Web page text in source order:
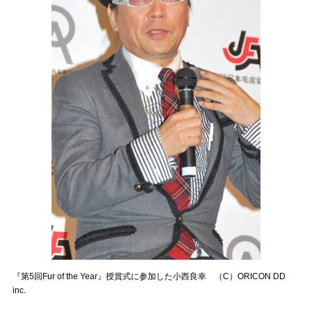
『第5回Fur of the Year』授賞式に参加した小西良幸 （C）ORICON DD
inc.